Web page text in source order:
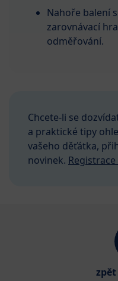
Nahoře balení
zarovnávací
odměřování.
Chcete-li se
a praktické tipy
vašeho děťátka,
novinek. Registrace